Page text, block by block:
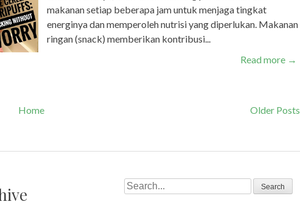
makanan setiap beberapa jam untuk menjaga tingkat
energinya dan memperoleh nutrisi yang diperlukan. Makanan
ringan (snack) memberikan kontribusi...
Read more →
Older Posts
Home
Search